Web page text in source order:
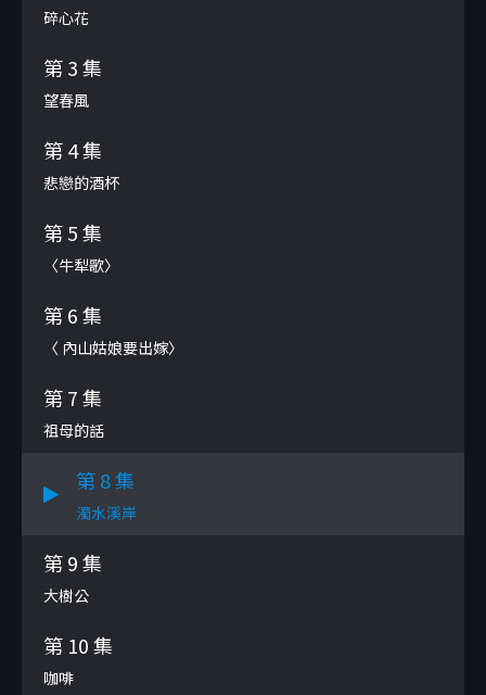
碎心花
第 3 集
望春風
第 4 集
悲戀的酒杯
第 5 集
〈牛犁歌〉
第 6 集
〈 內山姑娘要出嫁〉
第 7 集
祖母的話
第 8 集
濁水溪岸
第 9 集
大樹公
第 10 集
咖啡